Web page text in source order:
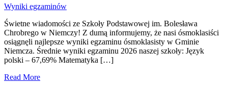
Wyniki egzaminów
Świetne wiadomości ze Szkoły Podstawowej im. Bolesława
Chrobrego w Niemczy! Z dumą informujemy, że nasi ósmoklasiści
osiągnęli najlepsze wyniki egzaminu ósmoklasisty w Gminie
Niemcza. Średnie wyniki egzaminu 2026 naszej szkoły: Język
polski – 67,69% Matematyka […]
Read More